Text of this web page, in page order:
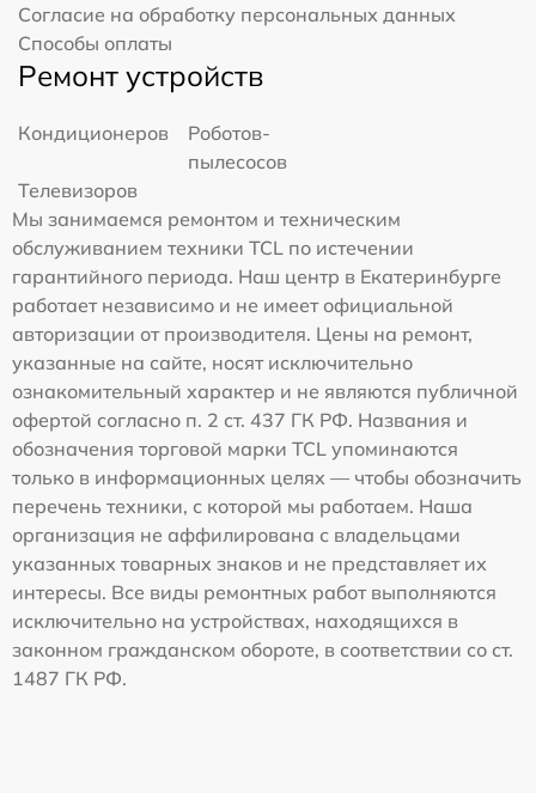
Согласие на обработку персональных данных
Способы оплаты
Ремонт устройств
Кондиционеров
Роботов-
пылесосов
Телевизоров
Мы занимаемся ремонтом и техническим
обслуживанием техники TCL по истечении
гарантийного периода. Наш центр в Екатеринбурге
работает независимо и не имеет официальной
авторизации от производителя. Цены на ремонт,
указанные на сайте, носят исключительно
ознакомительный характер и не являются публичной
офертой согласно п. 2 ст. 437 ГК РФ. Названия и
обозначения торговой марки TCL упоминаются
только в информационных целях — чтобы обозначить
перечень техники, с которой мы работаем. Наша
организация не аффилирована с владельцами
указанных товарных знаков и не представляет их
интересы. Все виды ремонтных работ выполняются
исключительно на устройствах, находящихся в
законном гражданском обороте, в соответствии со ст.
1487 ГК РФ.